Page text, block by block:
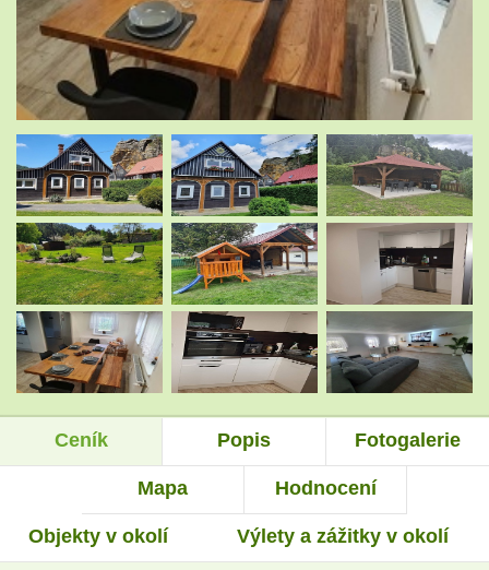
Ceník Popis Fotogalerie
Mapa Hodnocení
Objekty v okolí Výlety a zážitky v okolí